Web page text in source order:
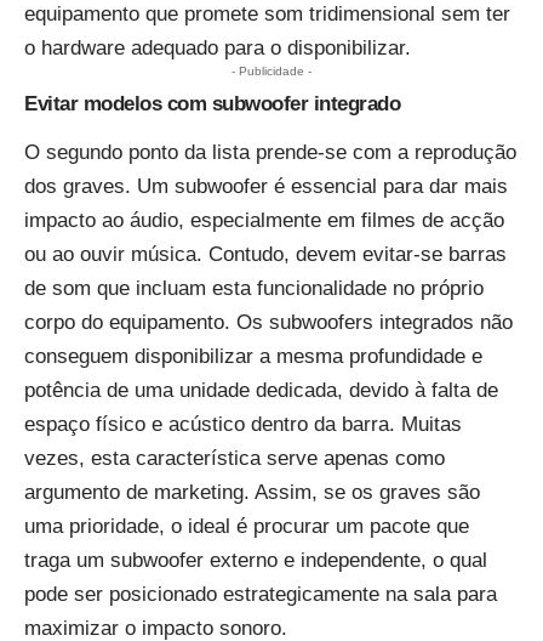
equipamento que promete som tridimensional sem ter
o hardware adequado para o disponibilizar.
- Publicidade -
Evitar modelos com subwoofer integrado
O segundo ponto da lista prende-se com a reprodução
dos graves. Um subwoofer é essencial para dar mais
impacto ao áudio, especialmente em filmes de acção
ou ao ouvir música. Contudo, devem evitar-se barras
de som que incluam esta funcionalidade no próprio
corpo do equipamento. Os subwoofers integrados não
conseguem disponibilizar a mesma profundidade e
potência de uma unidade dedicada, devido à falta de
espaço físico e acústico dentro da barra. Muitas
vezes, esta característica serve apenas como
argumento de marketing. Assim, se os graves são
uma prioridade, o ideal é procurar um pacote que
traga um subwoofer externo e independente, o qual
pode ser posicionado estrategicamente na sala para
maximizar o impacto sonoro.